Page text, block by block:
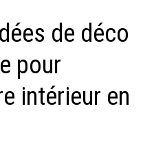
de déco
pour
intérieur en